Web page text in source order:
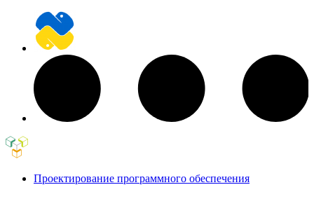
Проектирование программного обеспечения